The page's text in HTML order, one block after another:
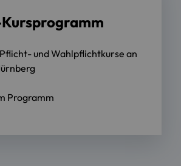
und Wahlpflichtkurse an
Programm